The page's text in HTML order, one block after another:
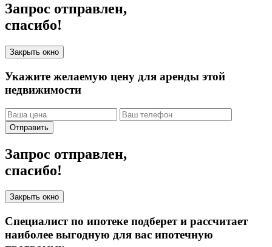
Запрос отправлен,
спасибо!
Закрыть окно
Укажите желаемую цену для аренды этой
недвижимости
Отправить
Запрос отправлен,
спасибо!
Закрыть окно
Специалист по ипотеке подберет и рассчитает
наиболее выгодную для вас ипотечную